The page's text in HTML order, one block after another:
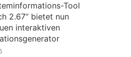
Tool
2.67“ bietet nun
interaktiven